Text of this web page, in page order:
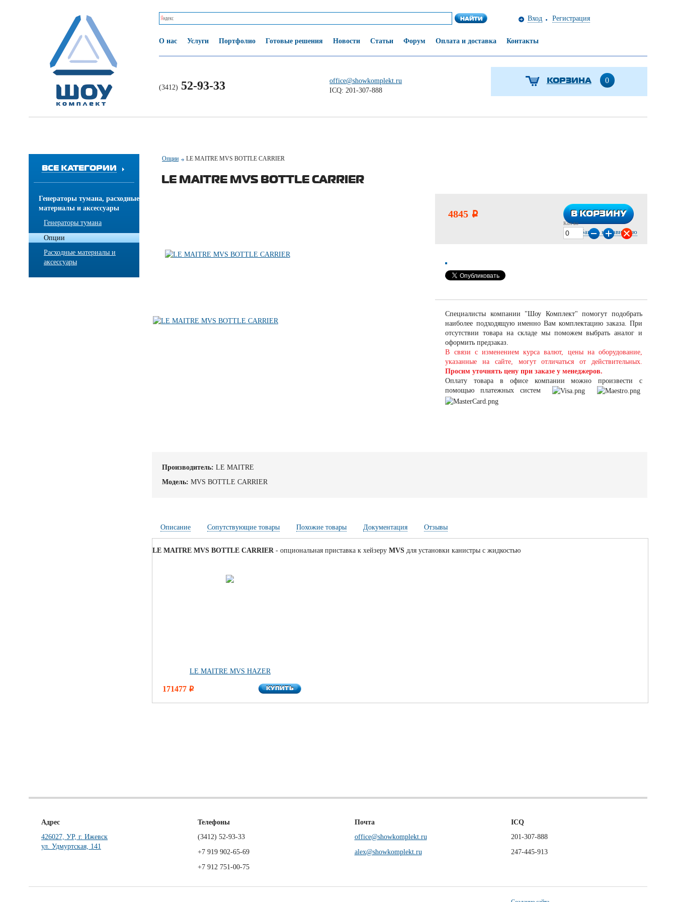
Вход Регистрация
О нас Услуги Портфолио Готовые решения Новости Статьи Форум Оплата и доставка Контакты
(3412) 52-93-33
office@showkomplekt.ru
ICQ: 201-307-888
КОРЗИНА 0
ВСЕ КАТЕГОРИИ
Генераторы тумана, расходные
материалы и аксессуары
Генераторы тумана
Опции
Расходные материалы и
аксессуары
Опции LE MAITRE MVS BOTTLE CARRIER
LE MAITRE MVS BOTTLE CARRIER
4845 i В КОРЗИНУ
В КОРЗИНУ
Кол-во
Добавить к сравнению
Специалисты компании "Шоу Комплект" помогут подобрать
наиболее подходящую именно Вам комплектацию заказа. При
отсутствии товара на складе мы поможем выбрать аналог и
оформить предзаказ.
В связи с изменением курса валют, цены на оборудование,
указанные на сайте, могут отличаться от действительных.
Просим уточнять цену при заказе у менеджеров.
Оплату товара в офисе компании можно произвести с
помощью платежных систем
Производитель: LE MAITRE
Модель: MVS BOTTLE CARRIER
Описание Сопутствующие товары Похожие товары Документация Отзывы
LE MAITRE MVS BOTTLE CARRIER- опциональная приставка к хейзеруMVS для установки канистры с жидкостью
LE MAITRE MVS HAZER
171477 i КУПИТЬ
КУПИТЬ
Адрес
426027, УР, г. Ижевск
ул. Удмуртская, 141
Телефоны
(3412) 52-93-33
+7 919 902-65-69
+7 912 751-00-75
Почта
office@showkomplekt.ru
alex@showkomplekt.ru
ICQ
201-307-888
247-445-913